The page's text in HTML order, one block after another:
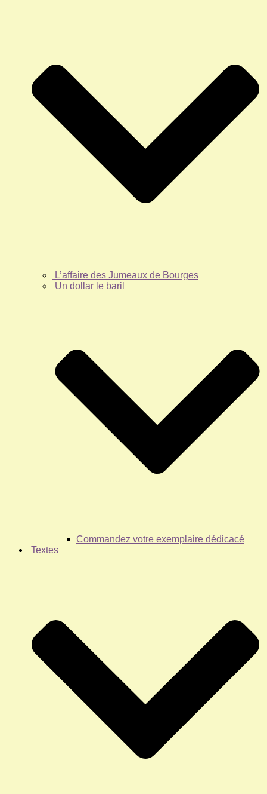
L’affaire des Jumeaux de Bourges
Un dollar le baril
Commandez votre exemplaire dédicacé
Textes